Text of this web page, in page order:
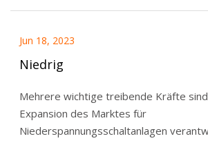
Jun 18, 2023
Niedrig
Mehrere wichtige treibende Kräfte
Expansion des Marktes für
Niederspannungsschaltanlagen